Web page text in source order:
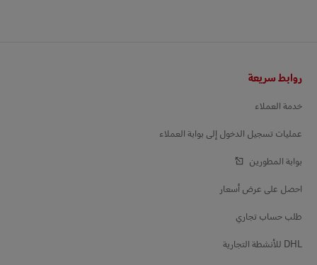
روابط سريعة
خدمة العملاء
عمليات تسجيل الدخول إلى بوابة العملاء
بوابة المطورين
احصل على عرض أسعار
طلب حساب تجاري
DHL للأنشطة التجارية